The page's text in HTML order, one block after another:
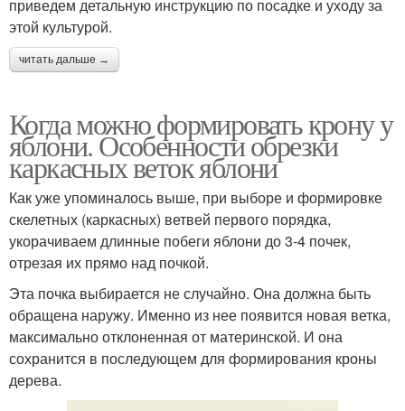
приведем детальную инструкцию по посадке и уходу за
этой культурой.
читать дальше →
Когда можно формировать крону у
яблони. Особенности обрезки
каркасных веток яблони
Как уже упоминалось выше, при выборе и формировке
скелетных (каркасных) ветвей первого порядка,
укорачиваем длинные побеги яблони до 3-4 почек,
отрезая их прямо над почкой.
Эта почка выбирается не случайно. Она должна быть
обращена наружу. Именно из нее появится новая ветка,
максимально отклоненная от материнской. И она
сохранится в последующем для формирования кроны
дерева.